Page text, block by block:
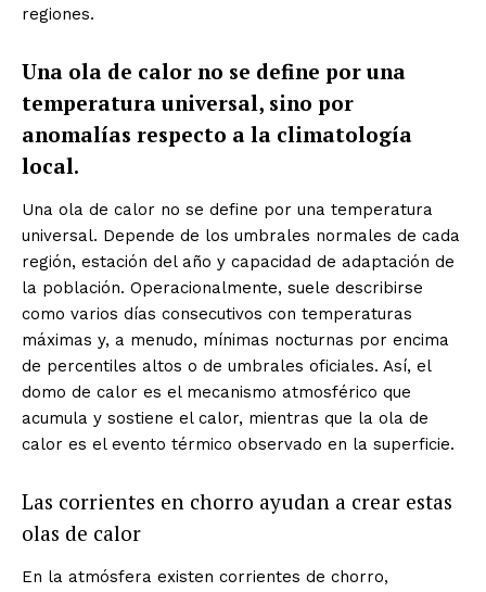
regiones.
Una ola de calor no se define por una
temperatura universal, sino por
anomalías respecto a la climatología
local.
Una ola de calor no se define por una temperatura
universal. Depende de los umbrales normales de cada
región, estación del año y capacidad de adaptación de
la población. Operacionalmente, suele describirse
como varios días consecutivos con temperaturas
máximas y, a menudo, mínimas nocturnas por encima
de percentiles altos o de umbrales oficiales. Así, el
domo de calor es el mecanismo atmosférico que
acumula y sostiene el calor, mientras que la ola de
calor es el evento térmico observado en la superficie.
Las corrientes en chorro ayudan a crear estas
olas de calor
En la atmósfera existen corrientes de chorro,